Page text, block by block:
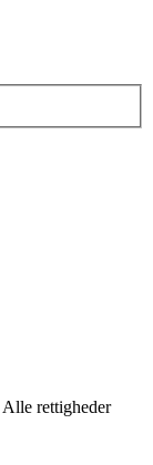
Alle rettigheder